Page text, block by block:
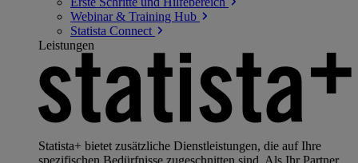
Webinar & Training Hub
Statista Connect
Leistungen
Statista+ bietet zusätzliche Dienstleistungen, die auf Ihre
spezifischen Bedürfnisse zugeschnitten sind. Als Ihr Partner